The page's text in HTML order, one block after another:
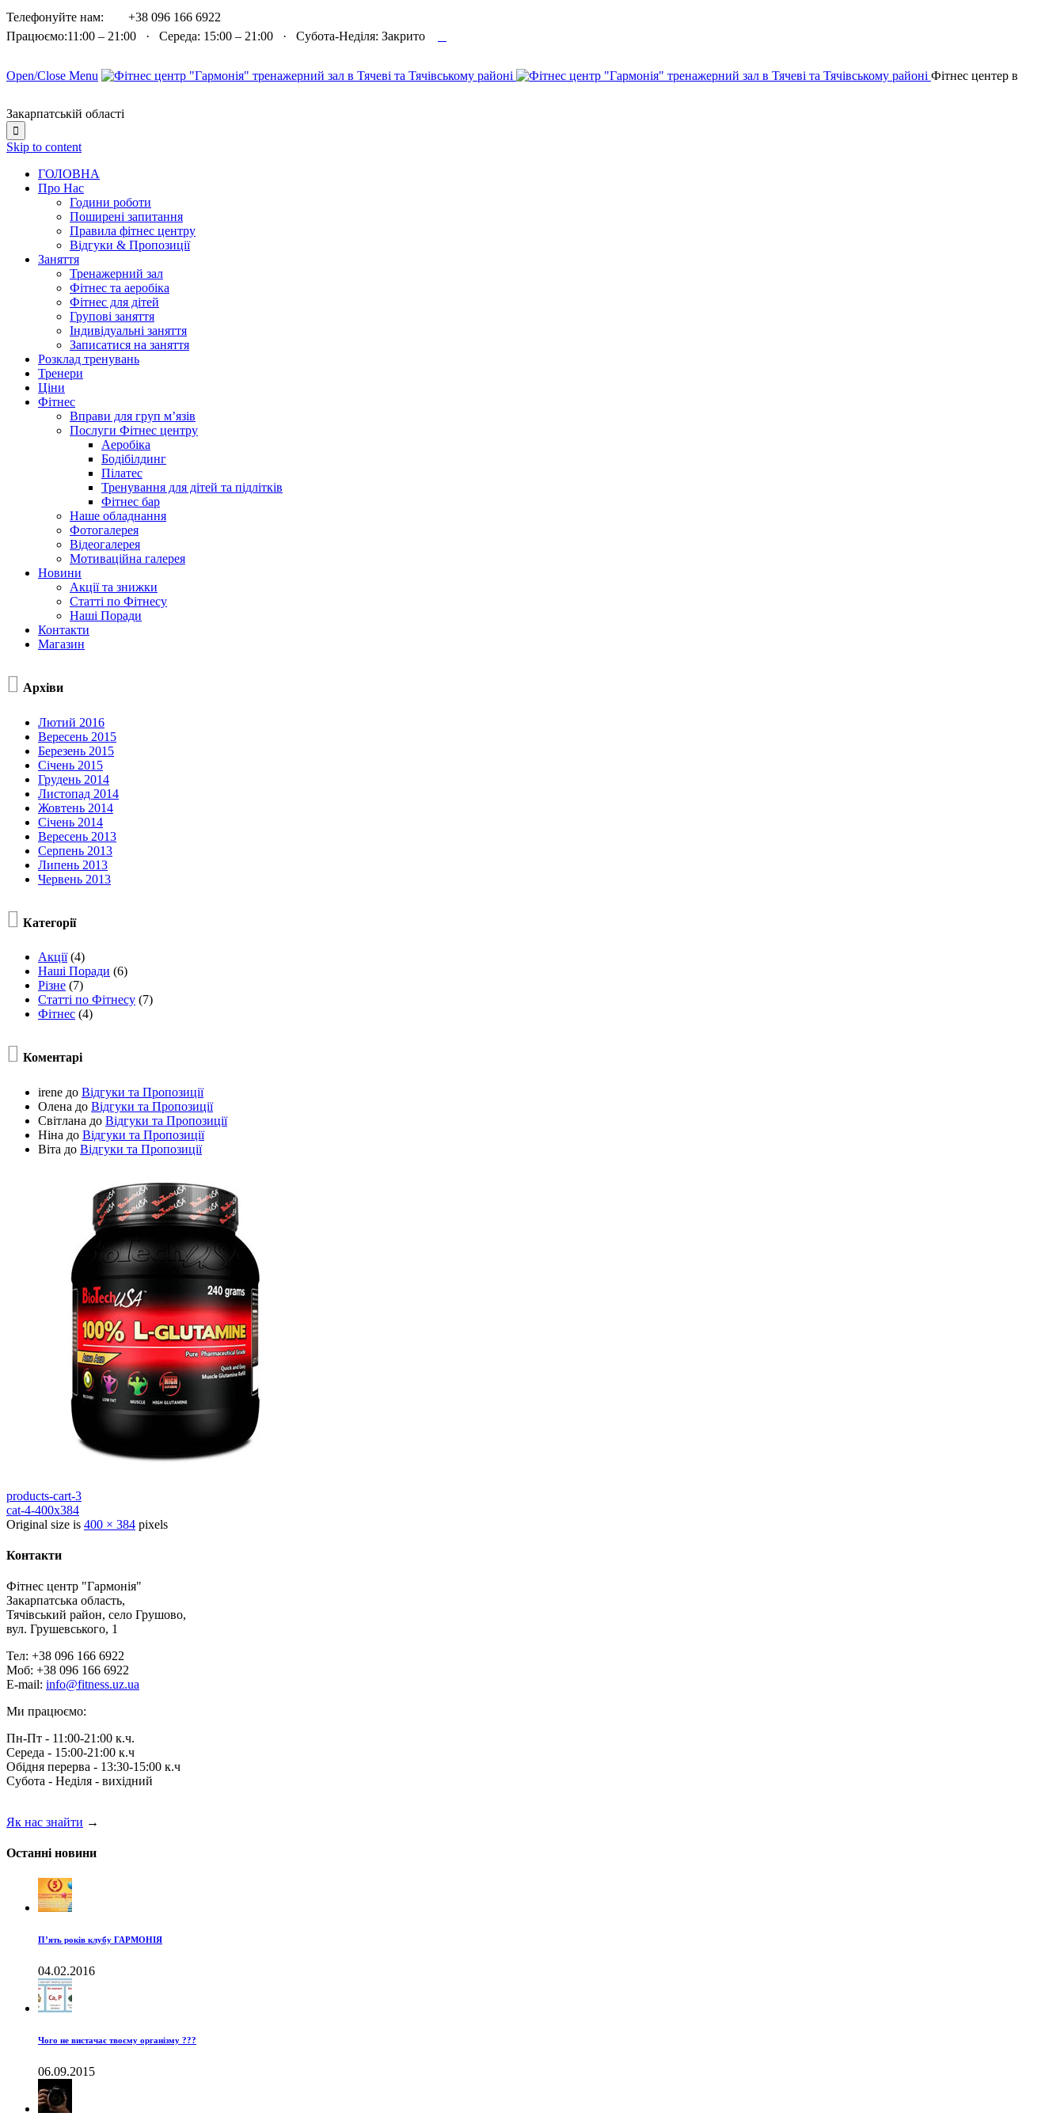
Телефонуйте нам:
+38 096 166 6922
Працюємо:11:00 – 21:00 · Середа: 15:00 – 21:00 · Субота-Неділя: Закрито
Open/Close Menu Фітнес центер в
Закарпатській області

Skip to content
ГОЛОВНА
Про Нас
Години роботи
Поширені запитання
Правила фітнес центру
Відгуки & Пропозиції
Заняття
Тренажерний зал
Фітнес та аеробіка
Фітнес для дітей
Групові заняття
Індивідуальні заняття
Записатися на заняття
Розклад тренувань
Тренери
Ціни
Фітнес
Вправи для груп м’язів
Послуги Фітнес центру
Аеробіка
Бодібілдинг
Пілатес
Тренування для дітей та підлітків
Фітнес бар
Наше обладнання
Фотогалерея
Відеогалерея
Мотиваційна галерея
Новини
Акції та знижки
Статті по Фітнесу
Наші Поради
Контакти
Магазин
 Архіви
Лютий 2016
Вересень 2015
Березень 2015
Січень 2015
Грудень 2014
Листопад 2014
Жовтень 2014
Січень 2014
Вересень 2013
Серпень 2013
Липень 2013
Червень 2013
 Категорії
Акції(4)
Наші Поради (6)
Різне (7)
Статті по Фітнесу (7)
Фітнес (4)
 Коментарі
irene до Відгуки та Пропозиції
Олена до Відгуки та Пропозиції
Світлана до Відгуки та Пропозиції
Ніна до Відгуки та Пропозиції
Віта до Відгуки та Пропозиції
products-cart-3
cat-4-400x384
Original size is 400 × 384 pixels
Контакти
Фітнес центр "Гармонія"
Закарпатська область,
Тячівський район, село Грушово,
вул. Грушевського, 1
Тел: +38 096 166 6922
Моб: +38 096 166 6922
E-mail: info@fitness.uz.ua
Ми працюємо:
Пн-Пт - 11:00-21:00 к.ч.
Середа - 15:00-21:00 к.ч
Обідня перерва - 13:30-15:00 к.ч
Субота - Неділя - вихідний
Як нас знайти →
Останні новини
П’ять років клубу ГАРМОНІЯ
04.02.2016
Чого не вистачає твоєму організму ???
06.09.2015